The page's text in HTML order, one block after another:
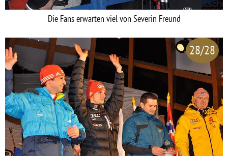
Die Fans erwarten viel von Severin Freund
28/28